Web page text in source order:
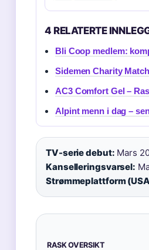
4 RELATERTE
Bli Coop medlem:
Sidemen Charity
AC3 Comfort Gel –
Alpint menn i dag –
TV-serie debut: Mars
Kanselleringsvarsel:
Strømmeplattform
RASK OVERSIKT